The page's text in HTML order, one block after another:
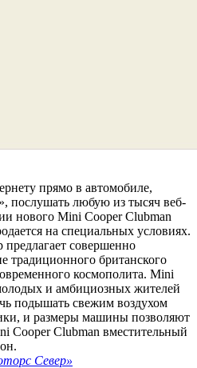
прямо в автомобиле,
послушать любую из тысяч веб-
нового Mini Cooper Clubman
на специальных условиях.
предлагает совершенно
британского
космополита. Mini
и амбициозных жителей
подышать свежим воздухом
и размеры машины позволяют
Cooper Clubman вместительный
Север»